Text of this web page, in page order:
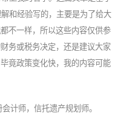
和经验写的，主要是为了给大
不一样，所以这些内容仅供参
务或税务决定，还是建议大家
竟政策变化快，我的内容可能
计师，信托遗产规划师。